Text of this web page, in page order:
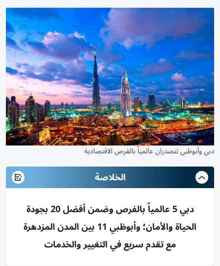
دبي وأبوظبي تتصدران عالمياً بالفرص الاقتصادية
الخلاصة
دبي 5 عالمياً بالفرص وضمن أفضل 20 بجودة
الحياة والأمان؛ وأبوظبي 11 بين المدن المزدهرة
مع تقدم سريع في التغيير والخدمات